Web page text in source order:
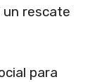
un rescate
para